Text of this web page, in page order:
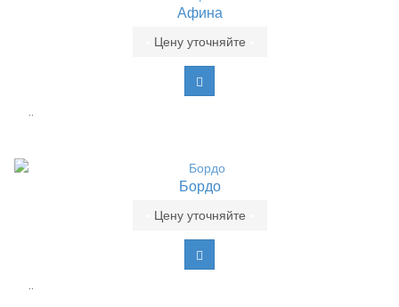
Афина
Цену уточняйте
..
Бордо
Цену уточняйте
..